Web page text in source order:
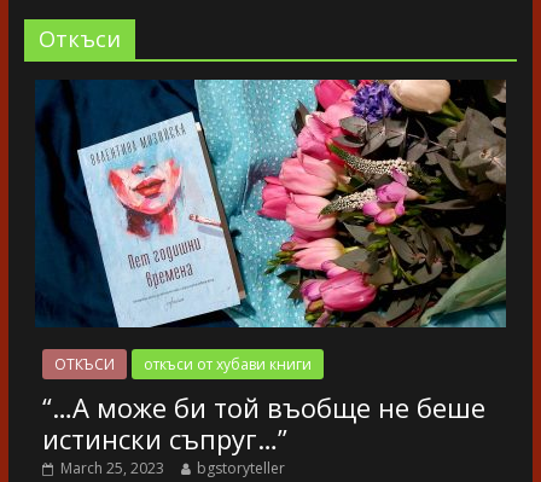
Oткъси
ОТКЪСИ откъси от хубави книги
“…А може би той въобще не беше
истински съпруг…”
March 25, 2023 bgstoryteller